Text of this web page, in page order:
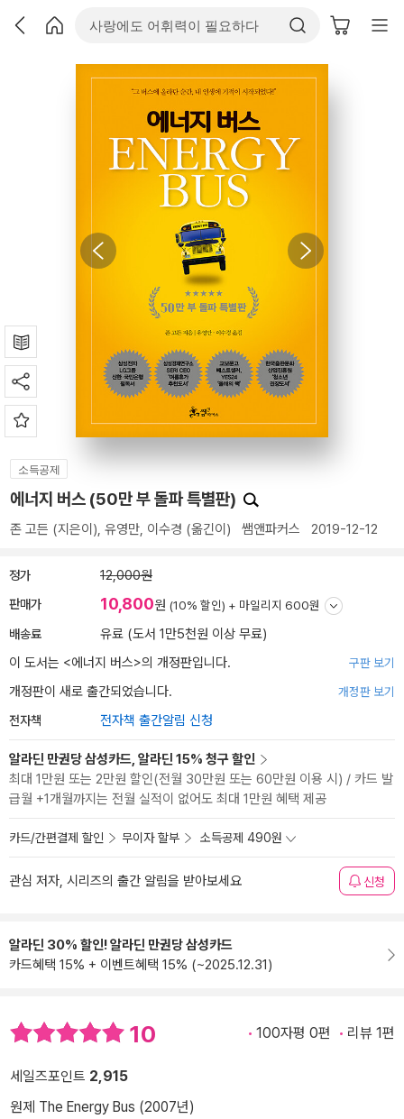
소득공제
에너지 버스 (50만 부 돌파 특별판)
존 고든 (지은이), 유영만, 이수경 (옮긴이) 쌤앤파커스 2019-12-12
정가 12,000원
판매가 10,800원 (10% 할인) + 마일리지 600원
배송료
유료 (도서 1만5천원 이상 무료)
이 도서는 <에너지 버스>의 개정판입니다. 구판 보기
개정판이 새로 출간되었습니다. 개정판 보기
전자책 전자책 출간알림 신청
알라딘 만권당 삼성카드, 알라딘 15% 청구 할인
최대 1만원 또는 2만원 할인(전월 30만원 또는 60만원 이용 시) / 카드 발
급월 +1개월까지는 전월 실적이 없어도 최대 1만원 혜택 제공
카드/간편결제 할인 무이자 할부 소득공제 490원
관심 저자, 시리즈의 출간 알림을 받아보세요 신청
알라딘 30% 할인! 알라딘 만권당 삼성카드
카드혜택 15% + 이벤트혜택 15% (~2025.12.31)
10 100자평 0편 리뷰 1편
세일즈포인트 2,915
원제 The Energy Bus (2007년)